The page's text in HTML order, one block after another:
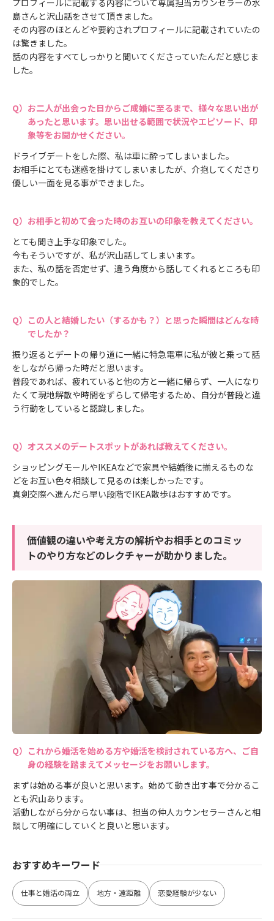
島さんと沢山話をさせて頂きました。
その内容のほとんどや要約されプロフィールに記載されていたの
は驚きました。
話の内容をすべてしっかりと聞いてくださっていたんだと感じま
した。
お二人が出会った日からご成婚に至るまで、様々な思い出が
あったと思います。思い出せる範囲で状況やエピソード、印
象等をお聞かせください。
ドライブデートをした際、私は車に酔ってしまいました。
お相手にとても迷惑を掛けてしまいましたが、介抱してくださり
優しい一面を見る事ができました。
お相手と初めて会った時のお互いの印象を教えてください。
とても聞き上手な印象でした。
今もそういですが、私が沢山話してしまいます。
また、私の話を否定せず、違う角度から話してくれるところも印
象的でした。
この人と結婚したい（するかも？）と思った瞬間はどんな時
でしたか？
振り返るとデートの帰り道に一緒に特急電車に私が彼と乗って話
をしながら帰った時だと思います。
普段であれば、疲れていると他の方と一緒に帰らず、一人になり
たくて現地解散や時間をずらして帰宅するため、自分が普段と違
う行動をしていると認識しました。
オススメのデートスポットがあれば教えてください。
ショッピングモールやIKEAなどで家具や結婚後に揃えるものな
どをお互い色々相談して見るのは楽しかったです。
真剣交際へ進んだら早い段階でIKEA散歩はおすすめです。
価値観の違いや考え方の解析やお相手とのコミッ
トのやり方などのレクチャーが助かりました。
これから婚活を始める方や婚活を検討されている方へ、ご自
身の経験を踏まえてメッセージをお願いします。
まずは始める事が良いと思います。始めて動き出す事で分かるこ
とも沢山あります。
活動しながら分からない事は、担当の仲人カウンセラーさんと相
談して明確にしていくと良いと思います。
おすすめキーワード
仕事と婚活の両立 地方・遠距離 恋愛経験が少ない